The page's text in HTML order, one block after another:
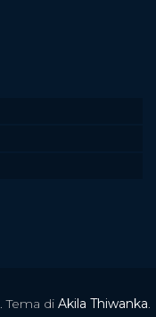
. Tema di Akila Thiwanka.